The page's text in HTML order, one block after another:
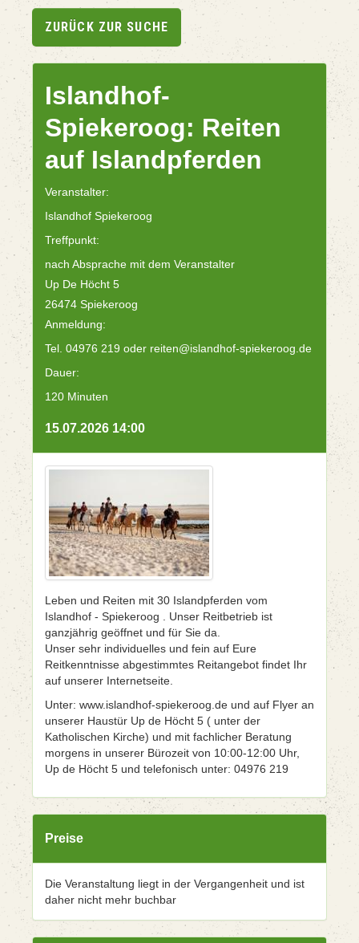
ZURÜCK ZUR SUCHE
Islandhof-
Spiekeroog: Reiten
auf Islandpferden
Veranstalter:
Islandhof Spiekeroog
Treffpunkt:
nach Absprache mit dem Veranstalter
Up De Höcht 5
26474 Spiekeroog
Anmeldung:
Tel. 04976 219 oder reiten@islandhof-spiekeroog.de
Dauer:
120 Minuten
15.07.2026 14:00
Leben und Reiten mit 30 Islandpferden vom
Islandhof - Spiekeroog . Unser Reitbetrieb ist
ganzjährig geöffnet und für Sie da.
Unser sehr individuelles und fein auf Eure
Reitkenntnisse abgestimmtes Reitangebot findet Ihr
auf unserer Internetseite.
Unter: www.islandhof-spiekeroog.de und auf Flyer an
unserer Haustür Up de Höcht 5 ( unter der
Katholischen Kirche) und mit fachlicher Beratung
morgens in unserer Bürozeit von 10:00-12:00 Uhr,
Up de Höcht 5 und telefonisch unter: 04976 219
Preise
Die Veranstaltung liegt in der Vergangenheit und ist
daher nicht mehr buchbar